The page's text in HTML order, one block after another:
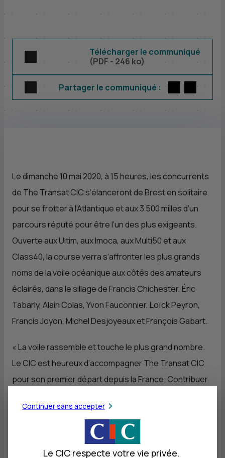
Télécharger le communiqué
(PDF - 246 ko)
Partager le communiqué :
Le dimanche 10 mai 2020, à 15 heures, les concurrents
de The TransatCIC s’élanceront de Brest en solitaire
pour se frotter à l’Atlantique et aux 3 500 milles d’un
parcours réputé pour être l’un des plus exigeants.
Ouverte aux Ultim, aux Imoca, aux Multi50 et aux
Class40, la course verra s’affronter les plus grands
noms de la voile océanique aux côtés des amateurs
éclairés, dans le sillage de Francis Chichester, Éric
Tabarly, Alain Colas, Yvon Fauconnier, Loïck Peyron,
Francis Joyon, Michel Desjoyeaux et François Gabart.
« La voile rassemble et touche le plus grand nombre.
Le CIC est heureux d’accompagner The TransatCIC
pour son premier départ depuis la France. Contribuer
pleinement dans l’esprit entrepreneurial du
Nicolas Théry , président du
digital et aux nouveaux moyens technologiques,
Continuer sans accepter
Le CIC respecte votre vie privée.